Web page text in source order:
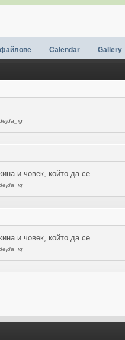
Calendar Gallery
и човек, който да се...
и човек, който да се...